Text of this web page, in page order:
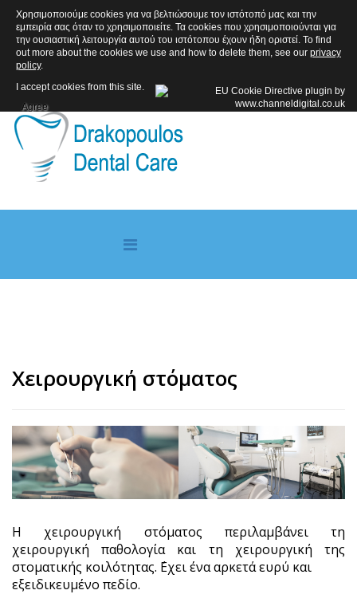
ΑΚΟΛΟΥΘΗΣΤΕ ΜΑΣ
Χειρουργική στόματος
Η χειρουργική στόματος περιλαμβάνει τη
χειρουργική παθολογία και τη χειρουργική της
στοματικής κοιλότητας. ΄Εχει ένα αρκετά ευρύ και
εξειδικευμένο πεδίο.
Χρησιμοποιούμε cookies για να βελτιώσουμε τον ιστότοπό μας και την
εμπειρία σας όταν το χρησιμοποιείτε. Τα cookies που χρησιμοποιούνται για
την ουσιαστική λειτουργία αυτού του ιστότοπου έχουν ήδη οριστεί. To find
out more about the cookies we use and how to delete them, see our privacy
policy.
I accept cookies from this site.
Agree